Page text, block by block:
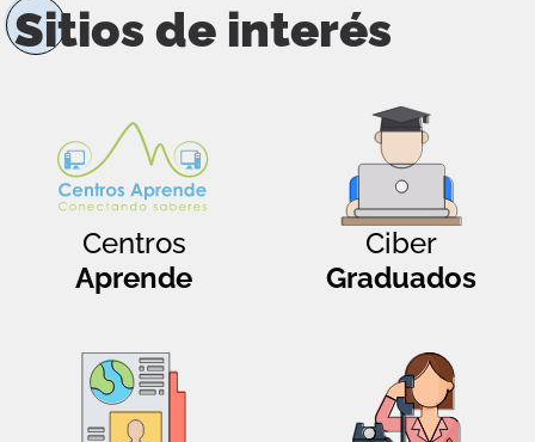
Sitios de interés
Centros
Aprende
Ciber
Graduados